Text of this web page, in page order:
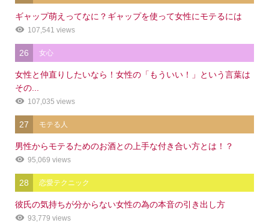
ギャップ萌えってなに？ギャップを使って女性にモテるには
107,541 views
26 女心
女性と仲直りしたいなら！女性の「もういい！」という言葉は
その...
107,035 views
27 モテる人
男性からモテるためのお酒との上手な付き合い方とは！？
95,069 views
28 恋愛テクニック
彼氏の気持ちが分からない女性の為の本音の引き出し方
93,779 views